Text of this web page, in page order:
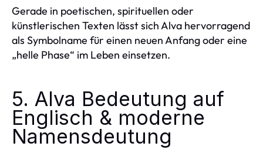
Gerade in poetischen, spirituellen oder
künstlerischen Texten lässt sich Alva hervorragend
als Symbolname für einen neuen Anfang oder eine
„helle Phase“ im Leben einsetzen.
5. Alva Bedeutung auf
Englisch & moderne
Namensdeutung